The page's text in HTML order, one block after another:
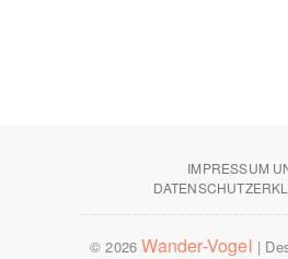
IMPRESSUM
© 2026Wander-Vogel |